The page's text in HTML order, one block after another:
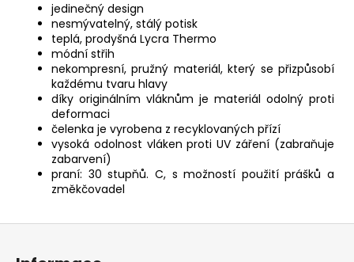
jedinečný design
nesmývatelný, stálý potisk
teplá, prodyšná Lycra Thermo
módní střih
nekompresní, pružný materiál, který se přizpůsobí
každému tvaru hlavy
díky originálním vláknům je materiál odolný proti
deformaci
čelenka je vyrobena z recyklovaných přízí
vysoká odolnost vláken proti UV záření (zabraňuje
zabarvení)
praní: 30 stupňů. C, s možností použití prášků a
změkčovadel